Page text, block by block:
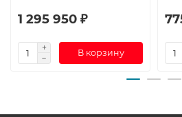
1 295 950 ₽
В корзину